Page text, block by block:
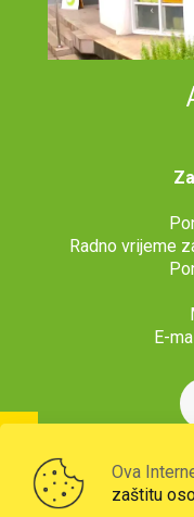
Radno vrijeme
E-
Ova
zaštitu